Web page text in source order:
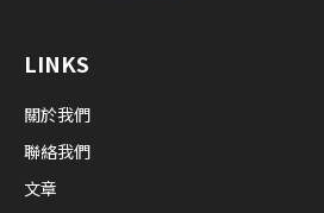
LINKS
關於我們
聯絡我們
文章